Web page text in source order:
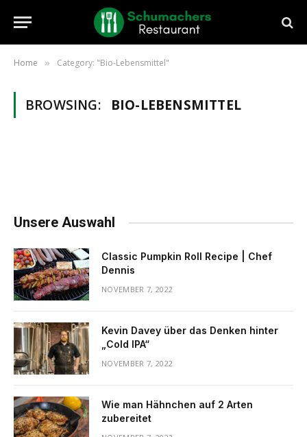
Home » Category: "Bio-Lebensmittel"
BROWSING: BIO-LEBENSMITTEL
Unsere Auswahl
Classic Pumpkin Roll Recipe | Chef
Dennis
NOVEMBER 7, 2022
Kevin Davey über das Denken hinter
„Cold IPA“
NOVEMBER 7, 2022
Wie man Hähnchen auf 2 Arten
zubereitet